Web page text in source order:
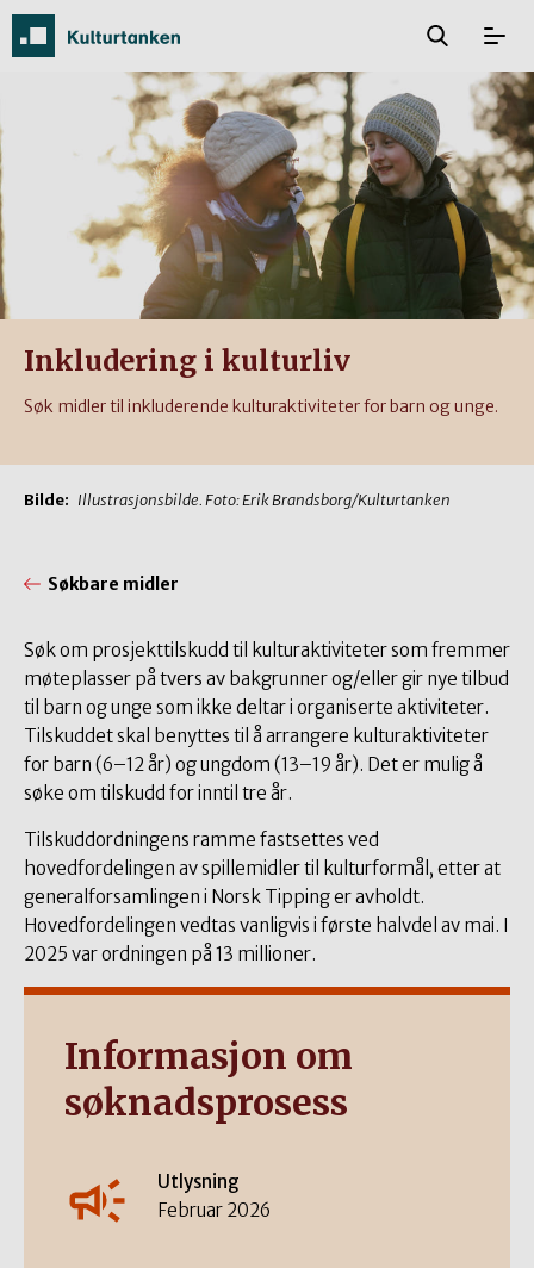
Inkludering i kulturliv
Søk midler til inkluderende kulturaktiviteter for barn og unge.
Bilde: Illustrasjonsbilde. Foto: Erik Brandsborg/Kulturtanken
Søkbare midler
Søk om prosjekttilskudd til kulturaktiviteter som fremmer
møteplasser på tvers av bakgrunner og/eller gir nye tilbud
til barn og unge som ikke deltar i organiserte aktiviteter.
Tilskuddet skal benyttes til å arrangere kulturaktiviteter
for barn (6–12 år) og ungdom (13–19 år). Det er mulig å
søke om tilskudd for inntil tre år.
Tilskuddordningens ramme fastsettes ved
hovedfordelingen av spillemidler til kulturformål, etter at
generalforsamlingen i Norsk Tipping er avholdt.
Hovedfordelingen vedtas vanligvis i første halvdel av mai. I
2025 var ordningen på 13 millioner.
Informasjon om
søknadsprosess
Utlysning
Februar 2026